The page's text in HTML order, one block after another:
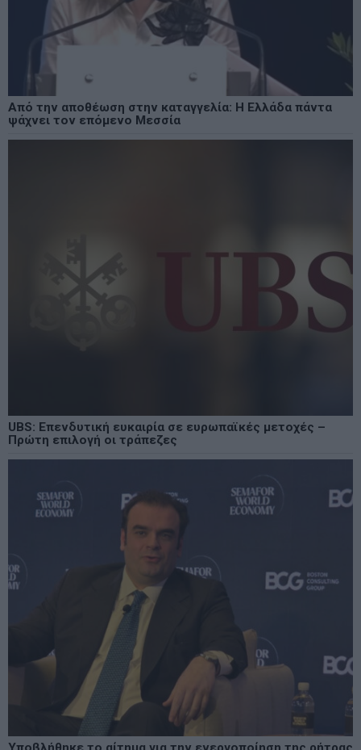
Από την αποθέωση στην καταγγελία: Η Ελλάδα πάντα
ψάχνει τον επόμενο Μεσσία
UBS: Επενδυτική ευκαιρία σε ευρωπαϊκές μετοχές –
Πρώτη επιλογή οι τράπεζες